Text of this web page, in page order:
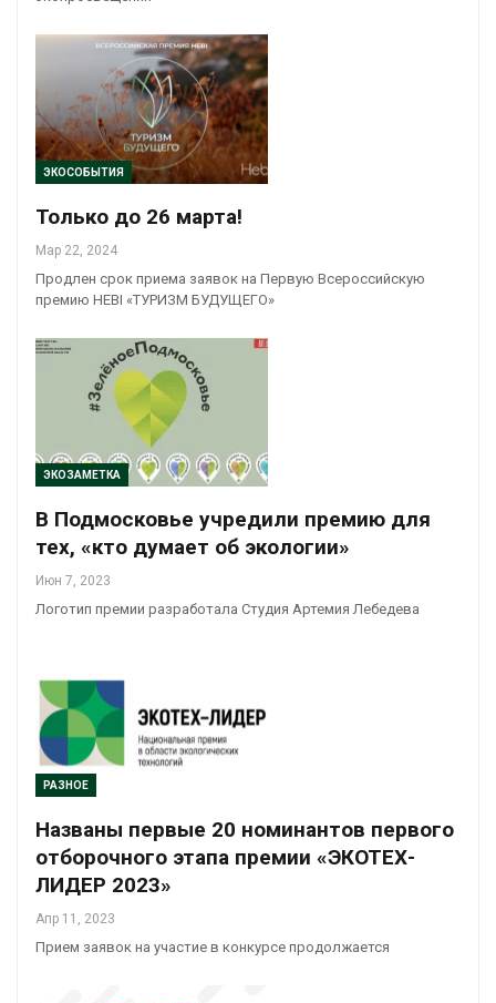
ЭКОСОБЫТИЯ
Только до 26 марта!
Мар 22, 2024
Продлен срок приема заявок на Первую Всероссийскую
премию HEBI «ТУРИЗМ БУДУЩЕГО»
ЭКОЗАМЕТКА
В Подмосковье учредили премию для
тех, «кто думает об экологии»
Июн 7, 2023
Логотип премии разработала Студия Артемия Лебедева
РАЗНОЕ
Названы первые 20 номинантов первого
отборочного этапа премии «ЭКОТЕХ-
ЛИДЕР 2023»
Апр 11, 2023
Прием заявок на участие в конкурсе продолжается